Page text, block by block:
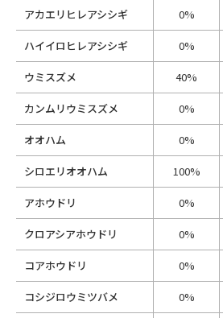
アカエリヒレアシシギ 0%
ハイイロヒレアシシギ 0%
ウミスズメ 40%
カンムリウミスズメ 0%
オオハム 0%
シロエリオオハム 100%
アホウドリ 0%
クロアシアホウドリ 0%
コアホウドリ 0%
コシジロウミツバメ 0%